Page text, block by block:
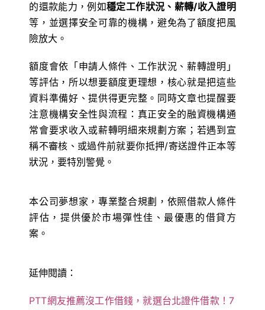
的還款能力，例如穩定工作狀況、薪轉/收入證明
等，並選擇安全可靠的機構，避免為了額度把風
險放大。
額度會依「申請人條件、工作狀況、薪轉證明」
等評估，所以想要額度更理想，核心就是把這些
資料準備好、提供得更完整。同時文章也提醒要
注意機構安全性與流程：真正安全的融資機構通
常會要求收入或薪轉明細來規劃方案；若遇到宣
稱不審核、或過件前就要你抵押/寄送證件正本等
狀況，要特別警覺。
本公司夢想家，專業整合規劃，依照借款人條件
評估，提供優於市場彈性佳、最優惠的借貸方
案。
延伸閱讀：
PTT網友推薦沒工作借錢，就選台北證件借款！7